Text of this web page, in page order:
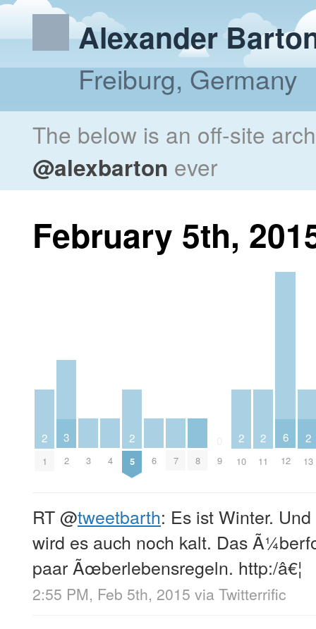
Alexander
Freiburg, Germany
The below is an off-site
@alexbarton ever
February 5th,
2
1
3
2 3 4
2
5 6 7 8 9
2
10
2
11
6
12
2
13
RT@tweetbarth: Es ist Winter.
wird es auch noch kalt. Das
paar Ãœberlebensregeln. http:/â€¦
2:55 PM, Feb 5th, 2015 via Twitterrific